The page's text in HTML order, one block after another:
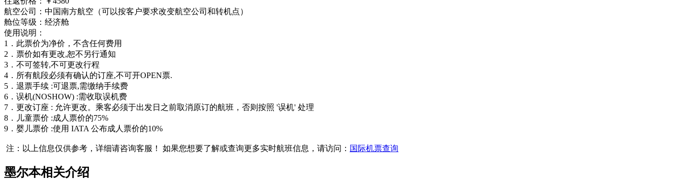
航空公司：中国南方航空（可以按客户要求改变航空公司和转机点）
舱位等级：经济舱
使用说明：
1．此票价为净价，不含任何费用
2．票价如有更改,恕不另行通知
3．不可签转,不可更改行程
4．所有航段必须有确认的订座,不可开OPEN票.
5．退票手续 :可退票,需缴纳手续费
6．误机(NOSHOW) :需收取误机费
7．更改订座 : 允许更改。乘客必须于出发日之前取消原订的航班，否则按照 '误机' 处理
8．儿童票价 :成人票价的75%
9．婴儿票价 :使用 IATA 公布成人票价的10%
注：以上信息仅供参考，详细请咨询客服！ 如果您想要了解或查询更多实时航班信息，请访问： 国际机票查询
墨尔本相关介绍